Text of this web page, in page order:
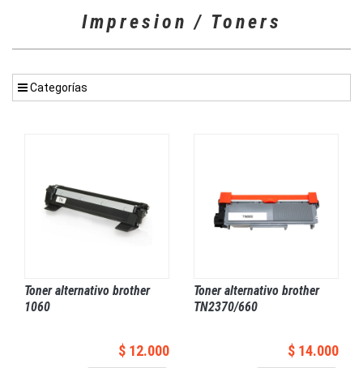
Impresion / Toners
Categorías
Toner alternativo brother
1060
$ 12.000
Toner alternativo brother
TN2370/660
$ 14.000